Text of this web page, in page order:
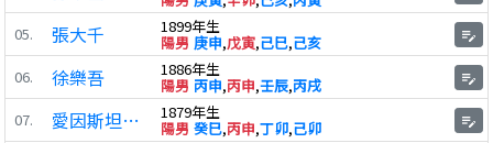
05. 張大千 1899年生
陽男 己亥
,
己巳
,
戊寅
,
庚申 edit_note
06. 徐樂吾 1886年生
陽男 丙戌
,
壬辰
,
丙申
,
丙申 edit_note
07. 愛因斯坦阿爾伯特
1879年生
陽男 己卯
,
丁卯
,
丙申
,
癸巳 edit_note